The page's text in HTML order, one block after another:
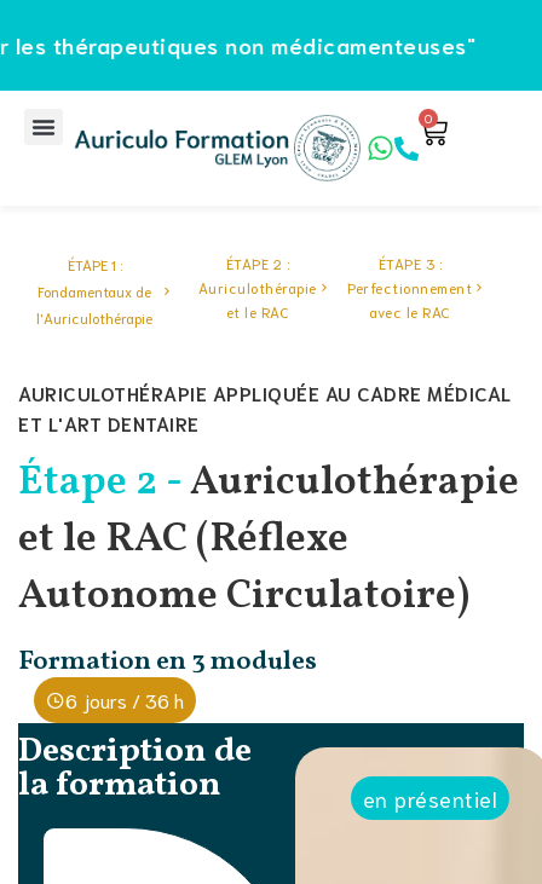
non médicamenteuses"
0
ÉTAPE 3 :
Perfectionnement
avec le RAC
ÉTAPE 2 :
Auriculothérapie
et le RAC
ÉTAPE 1 :
Fondamentaux de
l'Auriculothérapie
AURICULOTHÉRAPIE APPLIQUÉE AU CADRE MÉDICAL
ET L'ART DENTAIRE
Étape 2 -Auriculothérapie
et le RAC (Réflexe
Autonome Circulatoire)
Formation en 3 modules
6 jours / 36 h
en présentiel
Description de
la formation
Sign in Sign up
Sign in
Don’t have an account?Sign up
Remember me